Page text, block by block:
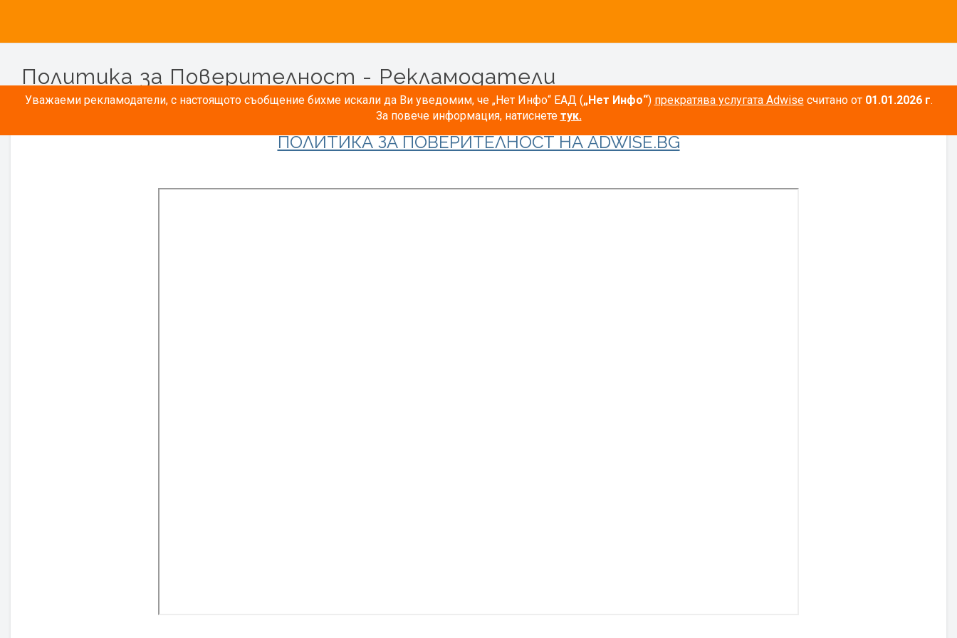
Уважаеми рекламодатели, с настоящото съобщение бихме искали да Ви уведомим, че „Нет Инфо“ ЕАД („Нет Инфо“) прекратява услугата Adwiseсчитано от 01.01.2026 г.
За повече информация, натиснете тук.
Политика за Поверителност - Рекламодатели
ПОЛИТИКА ЗА ПОВЕРИТЕЛНОСТ НА ADWISE.BG